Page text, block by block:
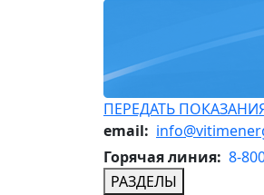
ПЕРЕДАТЬ
email:
Горячая линия: 8-
РАЗДЕЛЫ